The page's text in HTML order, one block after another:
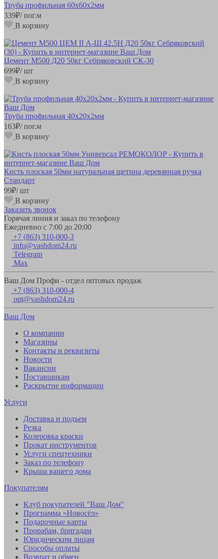
Труба профильная 60х60х2мм
339₽/ пог.м
В корзину
Цемент М500 Д20 50кг Себряковский СК-30
699₽/ шт
В корзину
Труба профильная 40х20х2мм
163₽/ пог.м
В корзину
Кисть плоская 50мм натуральная щетина деревянная ручка
Стандарт
99₽/ шт
В корзину
Заказать звонок
Горячая линия и заказ по телефону
Ежедневно с 7:00 до 20:00
+7 (863) 310-000-3
info@vashdom24.ru
Telegram
Max
Ваш Дом Профи - отдел оптовых продаж
+7 (863) 310-000-4
opt@vashdom24.ru
Ваш Дом
О компании
Магазины
Контакты и реквизиты
Новости
Вакансии
Поставщикам
Раскрытие информации
Услуги
Доставка и подъем
Резка
Колеровка краски
Прокат инструментов
Услуги спецтехники
Заказ по телефону
Крыша вашего дома
Покупателям
Клуб покупателей "Ваш Дом"
Программа «Новосёл»
Подарочные карты
Прорабам, бригадам
Юридическим лицам
Способы оплаты
Возврат и обмен